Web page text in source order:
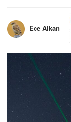
Ece Alkan